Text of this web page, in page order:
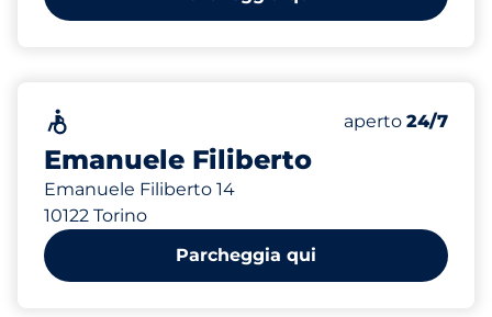
Emanuele Filiberto
Emanuele Filiberto 14
10122 Torino
Numero di posti
Posti totali
Electric Car
Venerdì
aperto 24/7
293 m
Parcheggia qui